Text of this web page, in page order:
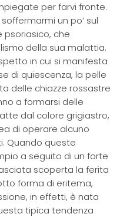
per farvi fronte.
un po’ sul
che
della sua malattia.
in cui si manifesta
di quiescenza, la pelle
delle chiazze rossastre
a formarsi delle
dal colore grigiastro,
di operare alcuno
Quando queste
a seguito di un forte
scoperta la ferita
forma di eritema,
in effetti, è nata
tipica tendenza